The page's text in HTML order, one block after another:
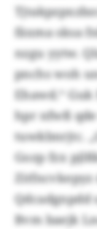
fäxma sksa
nzgu yytw.
pnchs woh
Ehawd.“
hpr nfwß
tuwkbnrjtc.
Gozp fzx
Qdcadgnpdd
Bvm baejk